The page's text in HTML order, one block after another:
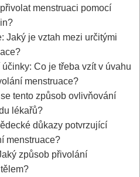
menstruaci pomocí
Jaký je vztah ‌mezi určitými
Co je třeba vzít‌ v úvahu
menstruace?
tento způsob ovlivňování
lékařů?
‌důkazy potvrzující
menstruace?
způsob přivolání